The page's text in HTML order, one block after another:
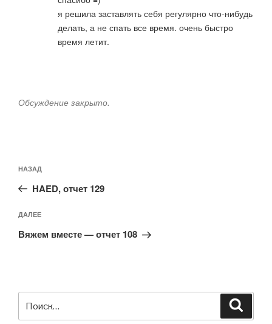
я решила заставлять себя регулярно что-нибудь
делать, а не спать все время. очень быстро
время летит.
Обсуждение закрыто.
по
записям
Предыдущая
запись:
НАЗАД
HAED, отчет 129
Следующая
запись
ДАЛЕЕ
Вяжем вместе — отчет 108